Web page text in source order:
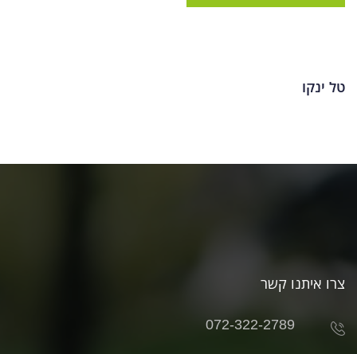
טל ינקו
צרו איתנו קשר
072-322-2789